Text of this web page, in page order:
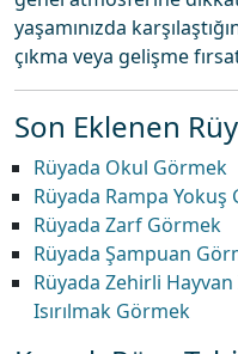
yaşamınızda
çıkma veya gelişme
Son Eklenen
Rüyada Okul Görmek
Rüyada Rampa Yokuş
Rüyada Zarf Görmek
Rüyada Şampuan
Rüyada Zehirli Hayvan
Isırılmak Görmek